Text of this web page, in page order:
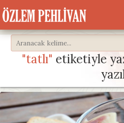
"tatlı" etiketiyle